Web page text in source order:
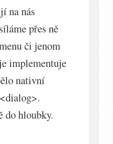
na nás
přes ně
či jenom
implementuje
nativní
do hloubky.